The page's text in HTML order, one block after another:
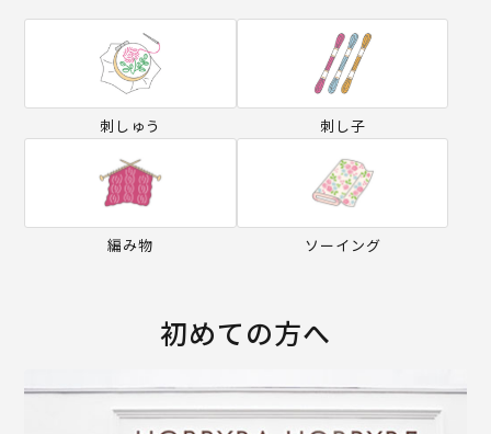
刺しゅう 刺し子
編み物 ソーイング
初めての方へ